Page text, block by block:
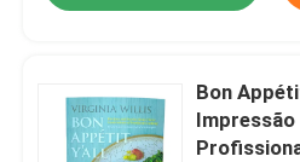
Bon
Impressão